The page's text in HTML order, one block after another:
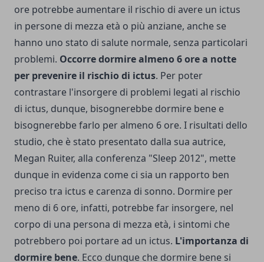
ore potrebbe aumentare il rischio di avere un ictus
in persone di mezza età o più anziane, anche se
hanno uno stato di salute normale, senza particolari
problemi. Occorre dormire almeno 6 ore a notte
per prevenire il rischio di ictus. Per poter
contrastare l'insorgere di problemi legati al rischio
di ictus, dunque, bisognerebbe dormire bene e
bisognerebbe farlo per almeno 6 ore. I risultati dello
studio, che è stato presentato dalla sua autrice,
Megan Ruiter, alla conferenza "Sleep 2012", mette
dunque in evidenza come ci sia un rapporto ben
preciso tra ictus e carenza di sonno. Dormire per
meno di 6 ore, infatti, potrebbe far insorgere, nel
corpo di una persona di mezza età, i sintomi che
potrebbero poi portare ad un ictus. L'importanza di
dormire bene. Ecco dunque che dormire bene si